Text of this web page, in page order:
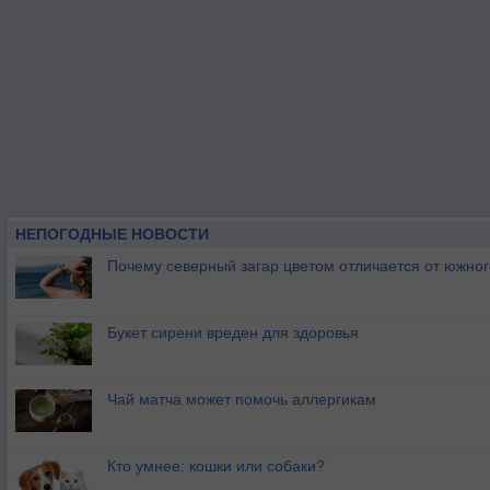
НЕПОГОДНЫЕ НОВОСТИ
Почему северный загар цветом отличается от
Букет сирени вреден для здоровья
Чай матча может помочь аллергикам
Кто умнее: кошки или собаки?